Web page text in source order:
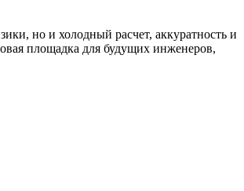
но и холодный расчет, аккуратность и
площадка для будущих инженеров,